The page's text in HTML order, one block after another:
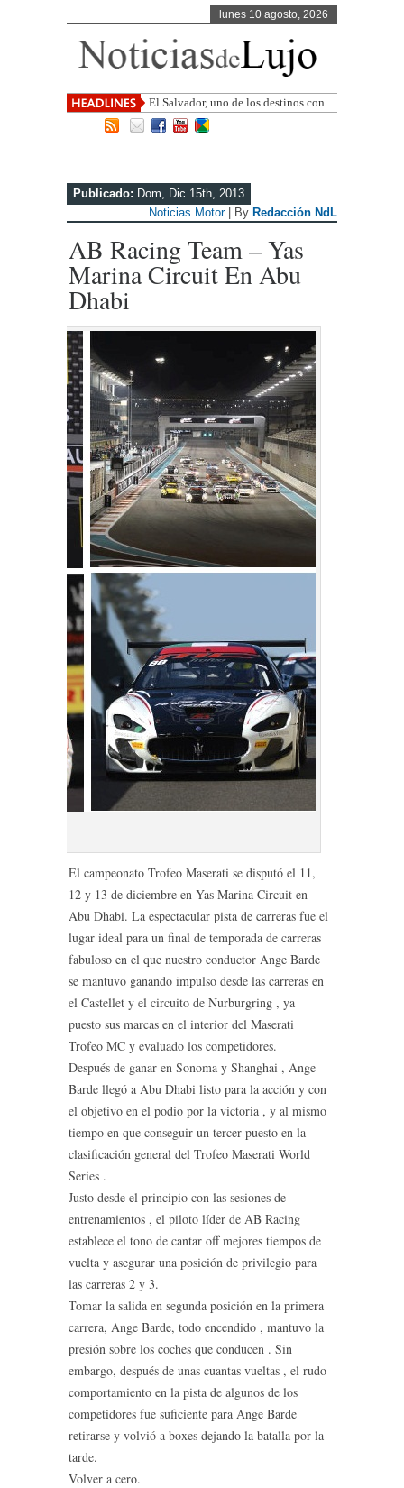
lunes 10 agosto, 2026
El Salvador, uno de los destinos con
mayor proyección de Centroamérica
Publicado: Dom, Dic 15th, 2013
Noticias Motor| By Redacción NdL
AB Racing Team – Yas
Marina Circuit En Abu
Dhabi
El campeonato Trofeo Maserati se disputó el 11,
12 y 13 de diciembre en Yas Marina Circuit en
Abu Dhabi. La espectacular pista de carreras fue el
lugar ideal para un final de temporada de carreras
fabuloso en el que nuestro conductor Ange Barde
se mantuvo ganando impulso desde las carreras en
el Castellet y el circuito de Nurburgring , ya
puesto sus marcas en el interior del Maserati
Trofeo MC y evaluado los competidores.
Después de ganar en Sonoma y Shanghai , Ange
Barde llegó a Abu Dhabi listo para la acción y con
el objetivo en el podio por la victoria , y al mismo
tiempo en que conseguir un tercer puesto en la
clasificación general del Trofeo Maserati World
Series .
Justo desde el principio con las sesiones de
entrenamientos , el piloto líder de AB Racing
establece el tono de cantar off mejores tiempos de
vuelta y asegurar una posición de privilegio para
las carreras 2 y 3.
Tomar la salida en segunda posición en la primera
carrera, Ange Barde, todo encendido , mantuvo la
presión sobre los coches que conducen . Sin
embargo, después de unas cuantas vueltas , el rudo
comportamiento en la pista de algunos de los
competidores fue suficiente para Ange Barde
retirarse y volvió a boxes dejando la batalla por la
tarde.
Volver a cero.